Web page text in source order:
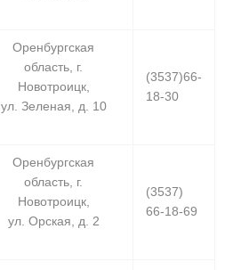
Оренбургская
область, г.
Новотроицк,
ул. Зеленая, д. 10
(3537)66-
18-30
Оренбургская
область, г.
Новотроицк,
ул. Орская, д. 2
(3537)
66-18-69